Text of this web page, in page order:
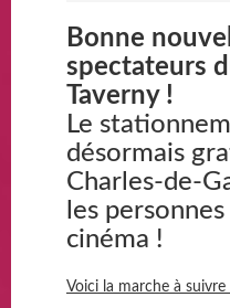
Bonne
spectateurs
Taverny !
Le
désormais
Charles-de-
les
cinéma !
Voici la marche à suivre